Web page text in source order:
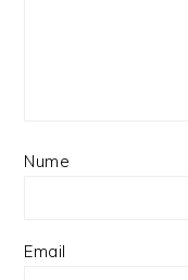
Nume
Email